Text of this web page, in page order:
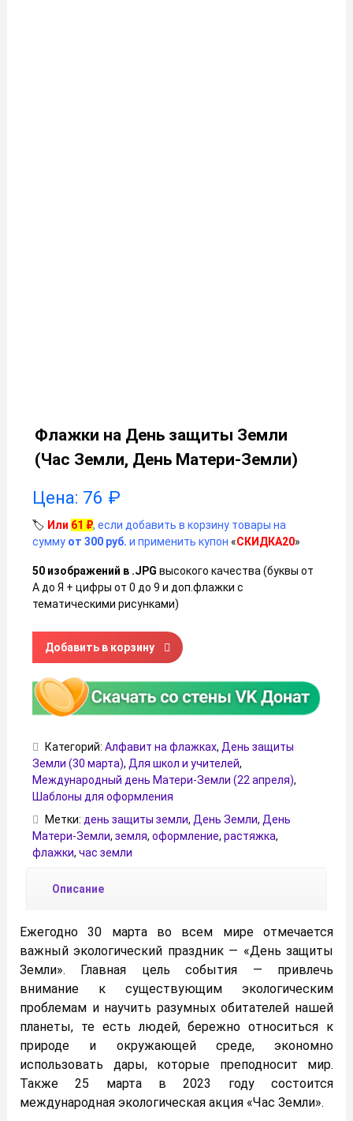
Флажки на День защиты Земли
(Час Земли, День Матери-Земли)
Цена: 76 ₽
🏷️ Или 61 ₽, если добавить в корзину товары на
сумму от 300 руб. и применить купон «СКИДКА20»
50 изображений в .JPG высокого качества (буквы от
А до Я + цифры от 0 до 9 и доп.флажки с
тематическими рисунками)
Количество товара Флажки на День защиты Земли
Добавить в корзину
Категорий: Алфавит на флажках, День защиты
Земли (30 марта), Для школ и учителей,
Международный день Матери-Земли (22 апреля),
Шаблоны для оформления
Метки: день защиты земли, День Земли, День
Матери-Земли, земля, оформление, растяжка,
флажки, час земли
Описание
Ежегодно 30 марта во всем мире отмечается
важный экологический праздник — «День защиты
Земли». Главная цель события — привлечь
внимание к существующим экологическим
проблемам и научить разумных обитателей нашей
планеты, те есть людей, бережно относиться к
природе и окружающей среде, экономно
использовать дары, которые преподносит мир.
Также 25 марта в 2023 году состоится
международная экологическая акция «Час Земли».